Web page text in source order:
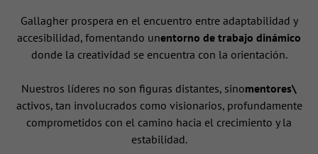
Gallagher prospera en el encuentro entre adaptabilidad y
accesibilidad, fomentando unentorno de trabajo dinámico
donde la creatividad se encuentra con la orientación.
Nuestros líderes no son figuras distantes, sinomentores\
activos, tan involucrados como visionarios, profundamente
comprometidos con el camino hacia el crecimiento y la
estabilidad.